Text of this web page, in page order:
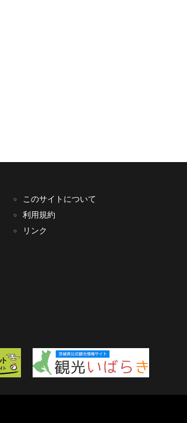
このサイトについて
利用規約
リンク